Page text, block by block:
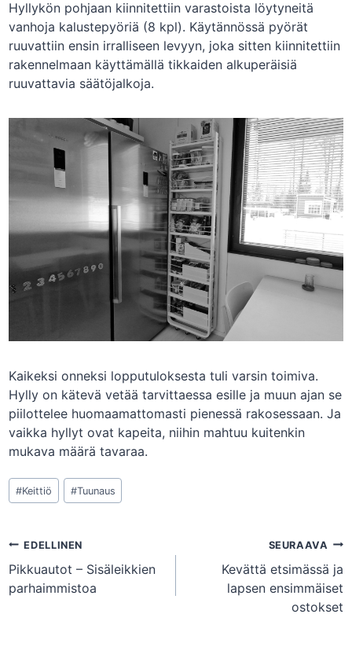
Hyllykön pohjaan kiinnitettiin varastoista löytyneitä
vanhoja kalustepyöriä (8 kpl). Käytännössä pyörät
ruuvattiin ensin irralliseen levyyn, joka sitten kiinnitettiin
rakennelmaan käyttämällä tikkaiden alkuperäisiä
ruuvattavia säätöjalkoja.
Kaikeksi onneksi lopputuloksesta tuli varsin toimiva.
Hylly on kätevä vetää tarvittaessa esille ja muun ajan se
piilottelee huomaamattomasti pienessä rakosessaan. Ja
vaikka hyllyt ovat kapeita, niihin mahtuu kuitenkin
mukava määrä tavaraa.
Avainsanat:
#Keittiö #Tuunaus
Artikkelien
selaus
EDELLINEN
Pikkuautot – Sisäleikkien
parhaimmistoa
SEURAAVA
Kevättä etsimässä ja
lapsen ensimmäiset
ostokset